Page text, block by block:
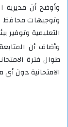
وأوضح أن مديرية
وتوجيهات محافظ
التعليمية وتوفير
وأضاف أن
طوال فترة
الامتحانية دون